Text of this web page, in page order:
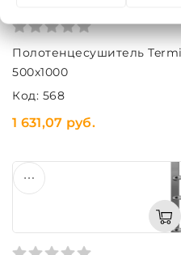
Полотенцесушитель
500х1000
Код: 568
1 631,07 руб.